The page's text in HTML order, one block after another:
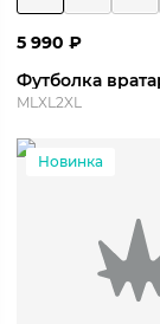
5 990 ₽
MLXL2XL
Новинка